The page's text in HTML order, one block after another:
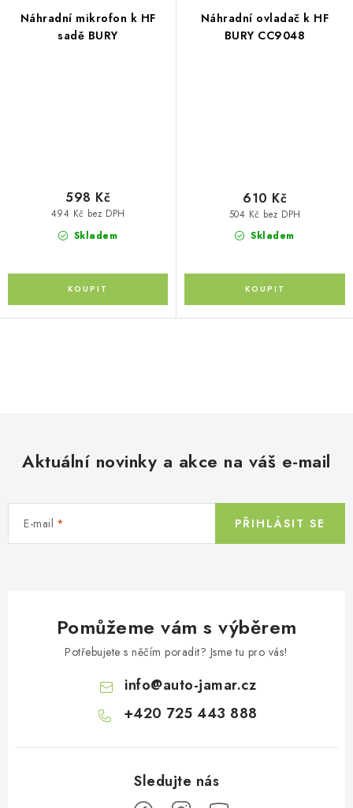
Náhradní mikrofon k HF
sadě BURY
Skladem
494 Kč bez DPH
598 Kč
Náhradní ovladač k HF
BURY CC9048
Skladem
504 Kč bez DPH
610 Kč
í
r
Aktuální novinky a akce na váš e-mail
E-mail PŘIHLÁSIT SE
Pomůžeme vám s výběrem
Potřebujete s něčím poradit? Jsme tu pro vás!
info@auto-jamar.cz
+420 725 443 888